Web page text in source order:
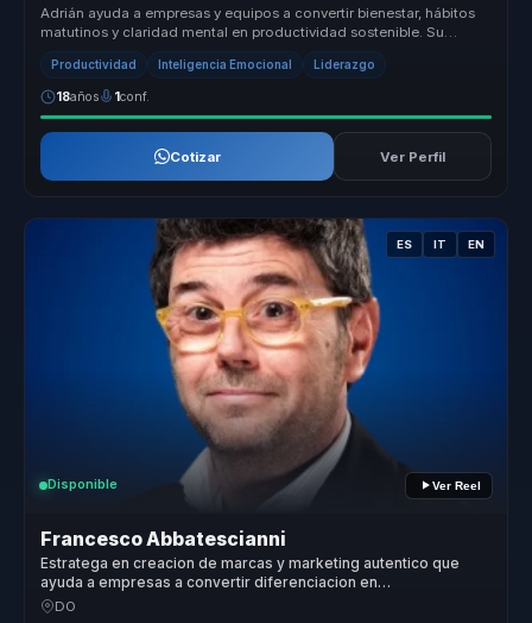
Adrián ayuda a empresas y equipos a convertir bienestar, hábitos
matutinos y claridad mental en productividad sostenible. Su
propuesta un...
Productividad Inteligencia Emocional Liderazgo
18años 1conf.
Cotizar Ver Perfil
ES IT EN
Disponible Ver Reel
Francesco Abbatescianni
Estratega en creacion de marcas y marketing autentico que
ayuda a empresas a convertir diferenciacion en
posicionamiento, lealtad y ventaja competitiva.
DO